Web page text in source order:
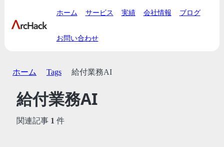
ホーム サービス 実績 会社情報 ブログ
お問い合わせ
ホーム Tags 給付業務AI
給付業務AI
関連記事 1 件